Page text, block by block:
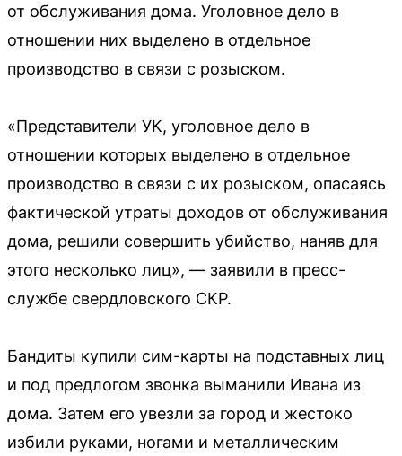
от обслуживания дома. Уголовное дело в
отношении них выделено в отдельное
производство в связи с розыском.
«Представители УК, уголовное дело в
отношении которых выделено в отдельное
производство в связи с их розыском, опасаясь
фактической утраты доходов от обслуживания
дома, решили совершить убийство, наняв для
этого несколько лиц», — заявили в пресс-
службе свердловского СКР.
Бандиты купили сим-карты на подставных лиц
и под предлогом звонка выманили Ивана из
дома. Затем его увезли за город и жестоко
избили руками, ногами и металлическим